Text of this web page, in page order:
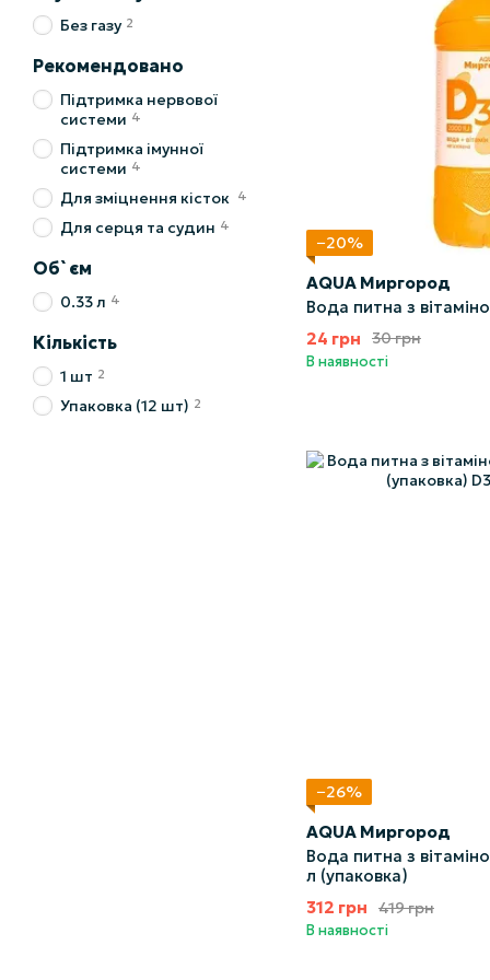
−20%
AQUA Миргород
Вода питна з
30 грн
24 грн
В наявності
−26%
AQUA Миргород
Вода питна з
л (упаковка)
419 грн
312 грн
В наявності
Без газу 2
Рекомендовано
Підтримка нервової
системи 4
Підтримка імунної
системи 4
Для зміцнення кісток 4
Для серця та судин 4
Об`єм
0.33 л 4
Кількість
1 шт 2
Упаковка (12 шт) 2